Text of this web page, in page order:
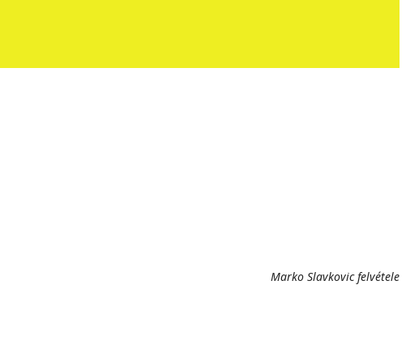
Marko Slavkovic felvétele